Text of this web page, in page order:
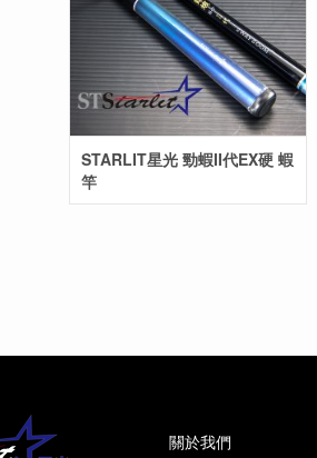
STARLIT星光 勁蝦II代EX硬 蝦
竿
關於我們